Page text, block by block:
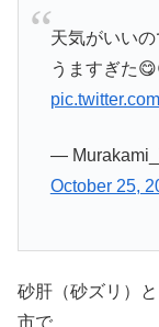
天気がいい
うますぎた
—
October 25,
砂肝（砂ズリ）
市で